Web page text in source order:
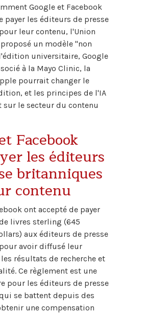
Google et Facebook
payer les éditeurs de presse
leur contenu, l'Union
un modèle "non
universitaire, Google
à la Mayo Clinic, la
pourrait changer le
et les principes de l'IA
le secteur du contenu
Facebook
les éditeurs
britanniques
contenu
ont accepté de payer
livres sterling (645
aux éditeurs de presse
avoir diffusé leur
résultats de recherche et
Ce règlement est une
pour les éditeurs de presse
se battent depuis des
une compensation